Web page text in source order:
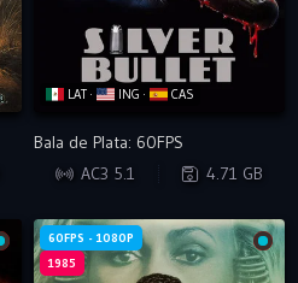
LAT · ING · CAS
WEB-DL
Bala de Plata: 60FPS
AC3 5.1
4.71 GB
60FPS - 1080P
1985